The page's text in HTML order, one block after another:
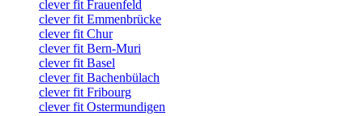
clever fit Frauenfeld
clever fit Emmenbrücke
clever fit Chur
clever fit Bern-Muri
clever fit Basel
clever fit Bachenbülach
clever fit Fribourg
clever fit Ostermundigen